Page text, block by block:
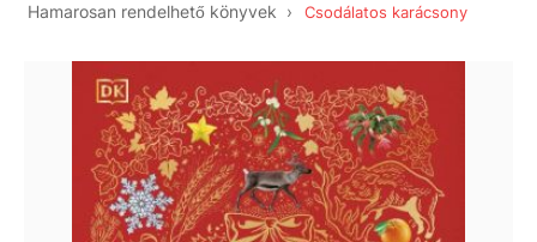
Hamarosan rendelhető könyvek Csodálatos karácsony